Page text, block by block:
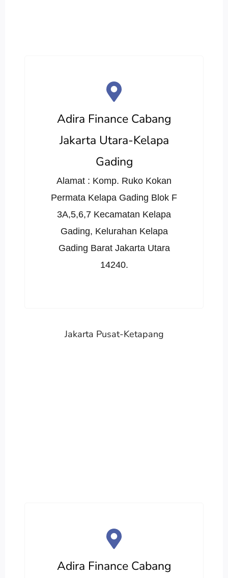
Adira Finance Cabang
Jakarta Utara-Kelapa
Gading
Alamat : Komp. Ruko Kokan
Permata Kelapa Gading Blok F
3A,5,6,7 Kecamatan Kelapa
Gading, Kelurahan Kelapa
Gading Barat Jakarta Utara
14240.
Jakarta Pusat-Ketapang
Adira Finance Cabang